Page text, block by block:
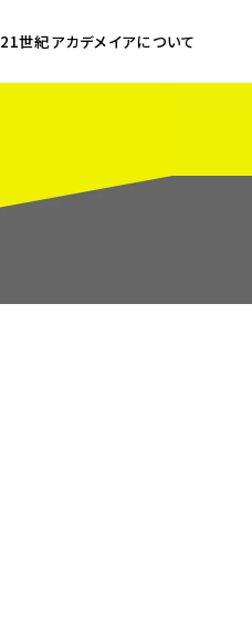
21世紀アカデメイアについて